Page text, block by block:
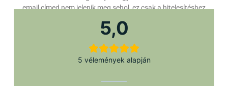
email címed nem jelenik meg sehol, ez csak a hitelesítéshez
5,0
5 vélemények alapján